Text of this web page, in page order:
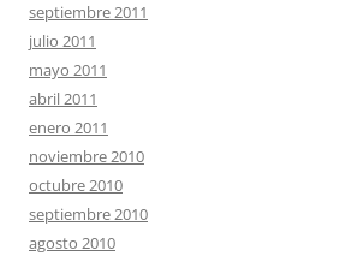
septiembre 2011
julio 2011
mayo 2011
abril 2011
enero 2011
noviembre 2010
octubre 2010
septiembre 2010
agosto 2010